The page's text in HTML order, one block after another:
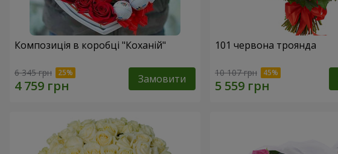
Композиція в коробці "Коханій"
6 345 грн Замовити
101 червона троянда
10 107 грн